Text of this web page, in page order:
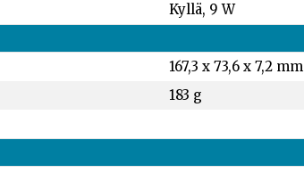
Kyllä, 9 W
167,3 x 73,6 x 7,2 mm
183 g